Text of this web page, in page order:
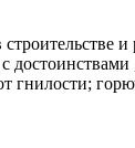
и
достоинствами
гнилости;